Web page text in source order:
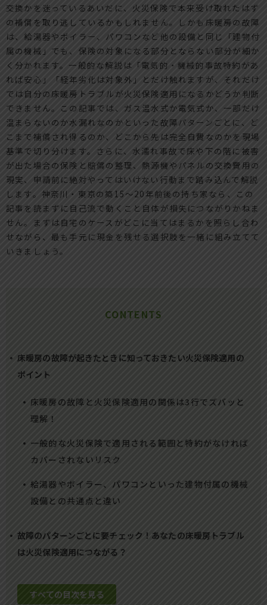
交換かを迷っているあいだに、火災保険で本来受け取れたはず
の補償を取り逃しているかもしれません。しかも床暖房の故障
は、給湯器やボイラー、パワコンなど他の設備と同じ「建物付
属の機械」でも、保険の対象になる部分とならない部分が細か
く分かれます。一般的な解説は「電気的・機械的事故特約があ
れば安心」「経年劣化は対象外」とだけ触れますが、それだけ
では自分の床暖房トラブルが火災保険適用になるかどうか判断
できません。この記事では、ガス温水式か電気式か、一部だけ
温まらないのか水漏れなのかといった故障パターンごとに、ど
こまで補償され得るのか、どこから先は完全自費なのかを現場
基準で切り分けます。さらに、水濡れ事故で床や下の階に被害
が出た場合の保険と賠償の整理、熱源機やパネルの交換費用の
現実、申請前に絶対やってはいけない行動まで踏み込んで解説
します。神奈川・東京の築15〜20年前後の持ち家なら、この
記事を読まずに自己流で動くこと自体が損失につながりかねま
せん。まずは自宅のケースがどこに当てはまるかを照らし合わ
せながら、最も手元に現金を残せる選択肢を一緒に組み立てて
いきましょう。
CONTENTS
床暖房の故障が起きたときに知っておきたい火災保険適用の
ポイント
床暖房の故障と火災保険適用の関係は3行でズバッと
理解！
一般的な火災保険で適用される範囲と特約がなければ
カバーされないリスク
給湯器やボイラー、パワコンといった建物付属の機械
設備との共通点と違い
故障のパターンごとに要チェック！あなたの床暖房トラブル
は火災保険適用につながる？
すべての目次を見る